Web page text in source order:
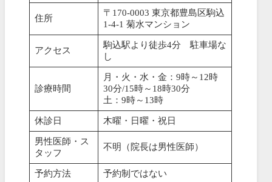
住所
〒170-0003 東京都豊島区駒込
1-4-1 菊水マンション
アクセス
駒込駅より徒歩4分 駐車場な
し
診療時間
月・火・水・金：9時～12時
30分/15時～18時30分
土：9時～13時
休診日 木曜・日曜・祝日
男性医師・ス
タッフ
不明（院長は男性医師）
予約方法 予約制ではない